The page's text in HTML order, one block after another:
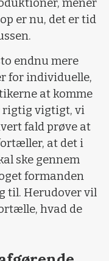
mener
er nu, det er tid
endnu mere
for individuelle,
at komme
rigtig vigtigt, vi
fald prøve at
at det i
ske gennem
formanden
til. Herudover vil
hvad de